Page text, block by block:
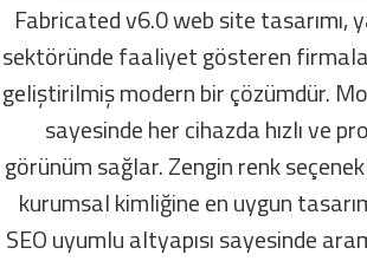
Fabricated v6.0 web site tasarımı,
sektöründe faaliyet gösteren
geliştirilmiş modern bir çözümdür.
sayesinde her cihazda hızlı ve
görünüm sağlar. Zengin renk
kurumsal kimliğine en uygun
SEO uyumlu altyapısı sayesinde